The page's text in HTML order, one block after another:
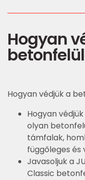
Hogyan
Hogyan védjük a
Hogyan
olyan
támfalak,
függőleges és
Javasoljuk a
Classic